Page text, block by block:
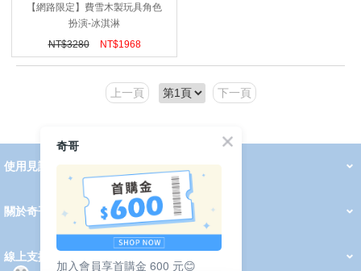
【網路限定】費雪木製玩具角色
扮演-冰淇淋
NT$3280 NT$1968
上一頁 下一頁
使用見證 線上DM
2026 PADDINGTON 春夏服飾
2026 Peter Rabbit 春夏服飾
2026 CHIC BASICS春夏服飾
2026 Chic“a”Bon 派對禮服系列
2026 Chic“a”Bon 春夏服飾
媽咪購物指南
關於奇哥
奇哥的故事
育兒資訊站
會員中心
會員權益說明
我的帳戶
訂單查詢
紅利點數
修改會員資料
活動報名
線上支援
奇哥
加入會員享首購金 600 元😊